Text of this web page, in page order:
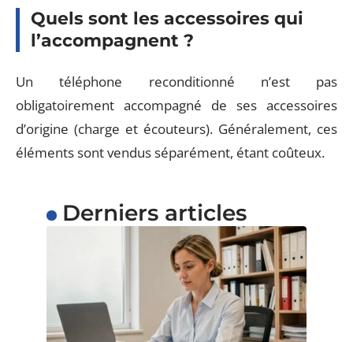
Quels sont les accessoires qui
l’accompagnent ?
Un téléphone reconditionné n’est pas
obligatoirement accompagné de ses accessoires
d’origine (charge et écouteurs). Généralement, ces
éléments sont vendus séparément, étant coûteux.
Derniers articles